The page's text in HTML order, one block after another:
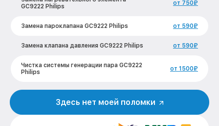
GC9222 Philips
от 750₽
Замена пароклапана GC9222 Philips от 590₽
Замена клапана давления GC9222 Philips от 590₽
Чистка системы генерации пара GC9222
Philips
от 1500₽
Профилактическая чистка GC9222
Здесь нет моей поломки